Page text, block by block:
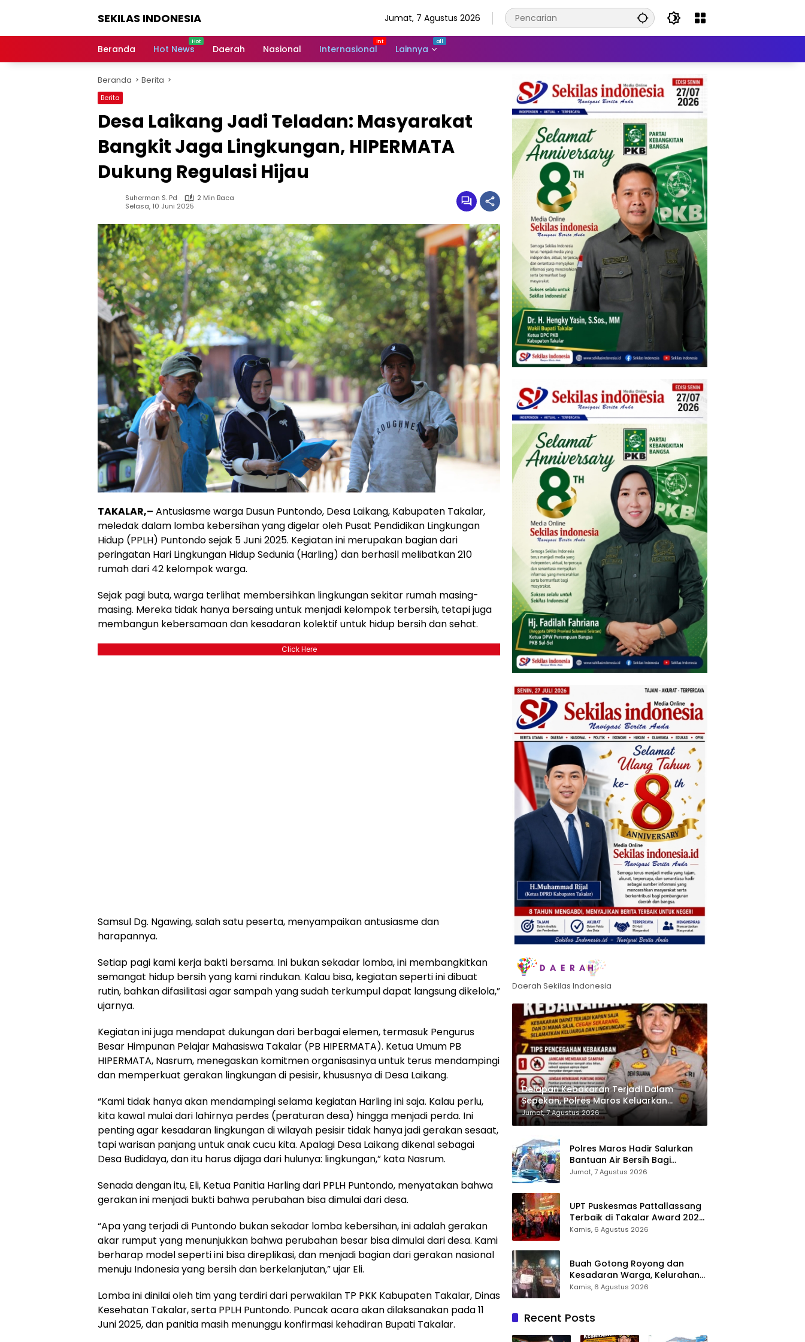
SEKILAS INDONESIA
Terkini,
Latest
World,
Headlines,
News
Jumat, 7 Agustus 2026
Beranda Hot News Daerah Nasional Internasional Lainnya
Beranda Berita
Berita
Desa Laikang Jadi Teladan: Masyarakat
Bangkit Jaga Lingkungan, HIPERMATA
Dukung Regulasi Hijau
Suherman S. Pd
2 Min Baca
Selasa, 10 Juni 2025
TAKALAR,– Antusiasme warga Dusun Puntondo, Desa Laikang, Kabupaten Takalar,
meledak dalam lomba kebersihan yang digelar oleh Pusat Pendidikan Lingkungan
Hidup (PPLH) Puntondo sejak 5 Juni 2025. Kegiatan ini merupakan bagian dari
peringatan Hari Lingkungan Hidup Sedunia (Harling) dan berhasil melibatkan 210
rumah dari 42 kelompok warga.
Sejak pagi buta, warga terlihat membersihkan lingkungan sekitar rumah masing-
masing. Mereka tidak hanya bersaing untuk menjadi kelompok terbersih, tetapi juga
membangun kebersamaan dan kesadaran kolektif untuk hidup bersih dan sehat.
Click Here
Samsul Dg. Ngawing, salah satu peserta, menyampaikan antusiasme dan
harapannya.
Setiap pagi kami kerja bakti bersama. Ini bukan sekadar lomba, ini membangkitkan
semangat hidup bersih yang kami rindukan. Kalau bisa, kegiatan seperti ini dibuat
rutin, bahkan difasilitasi agar sampah yang sudah terkumpul dapat langsung dikelola,”
ujarnya.
Kegiatan ini juga mendapat dukungan dari berbagai elemen, termasuk Pengurus
Besar Himpunan Pelajar Mahasiswa Takalar (PB HIPERMATA). Ketua Umum PB
HIPERMATA, Nasrum, menegaskan komitmen organisasinya untuk terus mendampingi
dan memperkuat gerakan lingkungan di pesisir, khususnya di Desa Laikang.
“Kami tidak hanya akan mendampingi selama kegiatan Harling ini saja. Kalau perlu,
kita kawal mulai dari lahirnya perdes (peraturan desa) hingga menjadi perda. Ini
penting agar kesadaran lingkungan di wilayah pesisir tidak hanya jadi gerakan sesaat,
tapi warisan panjang untuk anak cucu kita. Apalagi Desa Laikang dikenal sebagai
Desa Budidaya, dan itu harus dijaga dari hulunya: lingkungan,” kata Nasrum.
Senada dengan itu, Eli, Ketua Panitia Harling dari PPLH Puntondo, menyatakan bahwa
gerakan ini menjadi bukti bahwa perubahan bisa dimulai dari desa.
“Apa yang terjadi di Puntondo bukan sekadar lomba kebersihan, ini adalah gerakan
akar rumput yang menunjukkan bahwa perubahan besar bisa dimulai dari desa. Kami
berharap model seperti ini bisa direplikasi, dan menjadi bagian dari gerakan nasional
menuju Indonesia yang bersih dan berkelanjutan,” ujar Eli.
Lomba ini dinilai oleh tim yang terdiri dari perwakilan TP PKK Kabupaten Takalar, Dinas
Kesehatan Takalar, serta PPLH Puntondo. Puncak acara akan dilaksanakan pada 11
Juni 2025, dan panitia masih menunggu konfirmasi kehadiran Bupati Takalar.
Daerah Sekilas Indonesia
Delapan Kebakaran Terjadi Dalam
Sepekan, Polres Maros Keluarkan
Imbauan kepada Masyarakat
Jumat, 7 Agustus 2026
Polres Maros Hadir Salurkan
Bantuan Air Bersih Bagi
Masyarakat Terdampak Krisis
Jumat, 7 Agustus 2026
UPT Puskesmas Pattallassang
Terbaik di Takalar Award 2026,
Bukti Komitmen Hadirkan
Kamis, 6 Agustus 2026
Buah Gotong Royong dan
Kesadaran Warga, Kelurahan
Patte’ne Menjadi Bintang
Kamis, 6 Agustus 2026
Recent Posts